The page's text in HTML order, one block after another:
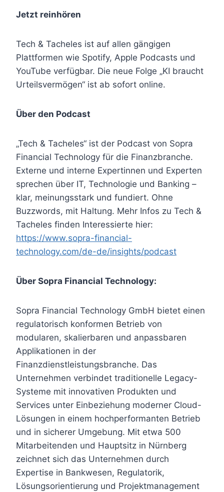
Jetzt reinhören
Tech & Tacheles ist auf allen gängigen
Plattformen wie Spotify, Apple Podcasts und
YouTube verfügbar. Die neue Folge „KI braucht
Urteilsvermögen“ ist ab sofort online.
Über den Podcast
„Tech & Tacheles“ ist der Podcast von Sopra
Financial Technology für die Finanzbranche.
Externe und interne Expertinnen und Experten
sprechen über IT, Technologie und Banking –
klar, meinungsstark und fundiert. Ohne
Buzzwords, mit Haltung. Mehr Infos zu Tech &
Tacheles finden Interessierte hier:
https://www.sopra-financial-
technology.com/de-de/insights/podcast
Über Sopra Financial Technology:
Sopra Financial Technology GmbH bietet einen
regulatorisch konformen Betrieb von
modularen, skalierbaren und anpassbaren
Applikationen in der
Finanzdienstleistungsbranche. Das
Unternehmen verbindet traditionelle Legacy-
Systeme mit innovativen Produkten und
Services unter Einbeziehung moderner Cloud-
Lösungen in einem hochperformanten Betrieb
und in sicherer Umgebung. Mit etwa 500
Mitarbeitenden und Hauptsitz in Nürnberg
zeichnet sich das Unternehmen durch
Expertise in Bankwesen, Regulatorik,
Lösungsorientierung und Projektmanagement